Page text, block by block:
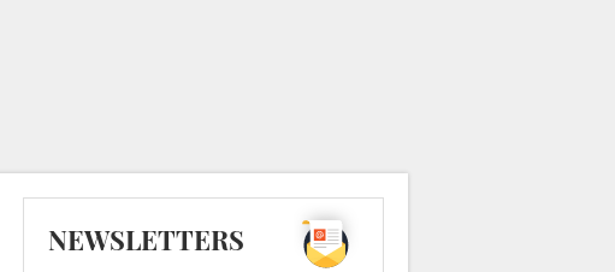
NEWSLETTERS